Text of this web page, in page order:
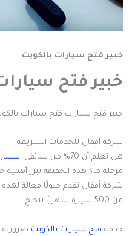
خبير فتح سيارات بالكويت
خبير فتح
خبير فتح سيارات فتح سيارات
شركة أقفال للخدمات السريعة
هل تعلم أن 70% من سائقي
مرحلة ما؟ هذه الحقيقة تبرز أهمية
شركة أقفال تقدم حلولًا فعالة
من 500 سيارة شهريًا بنجاح.
خدمة فتح سيارات بالكويت ضرورية